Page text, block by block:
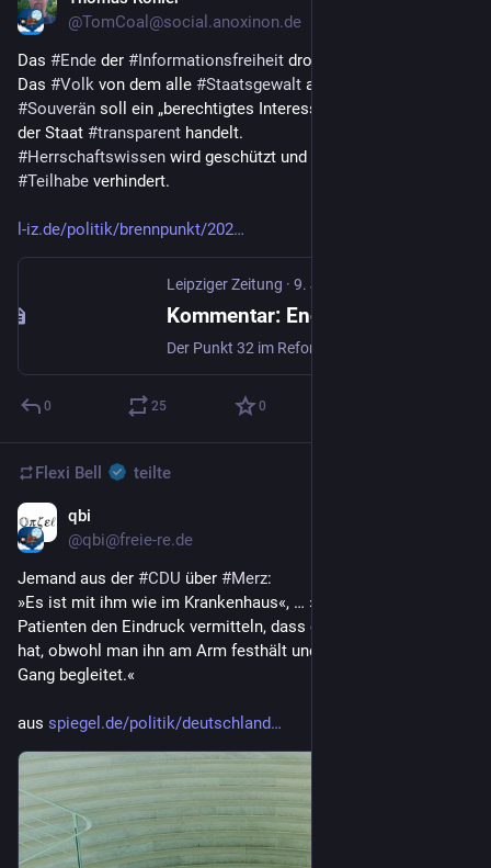
@TomCoal@social.anoxinon.de
Das #Ende der #Informationsfreiheit droht.
Das #Volk von dem alle #Staatsgewalt
#Souverän soll ein „berechtigtes Interesse“ nachweisen, damit
der Staat #transparent handelt.
#Herrschaftswissen
#Teilhabe verhindert.
l-iz.de/politik/brennpunkt/202
Leipziger Zeitung · 9. Juli
0 25 0
Flexi Bell teilte
qbi
@qbi@freie-re.de
Jemand aus der #CDU über #Merz:
»Es ist mit ihm wie im Krankenhaus«, … »man muss dem
Patienten den Eindruck vermitteln, dass er noch die Kontrolle
hat, obwohl man ihn am Arm festhält und langsam durch den
Gang begleitet.«
aus spiegel.de/politik/deutschland